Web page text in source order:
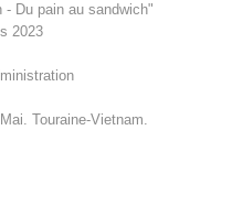
Du pain au sandwich"
2023
Touraine-Vietnam.